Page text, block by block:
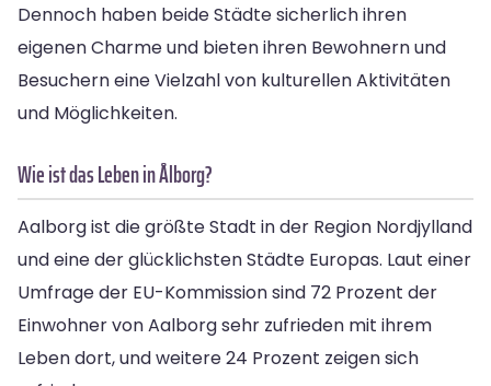
Dennoch haben beide Städte sicherlich ihren
eigenen Charme und bieten ihren Bewohnern und
Besuchern eine Vielzahl von kulturellen Aktivitäten
und Möglichkeiten.
Wie ist das Leben in Ålborg?
Aalborg ist die größte Stadt in der Region Nordjylland
und eine der glücklichsten Städte Europas. Laut einer
Umfrage der EU-Kommission sind 72 Prozent der
Einwohner von Aalborg sehr zufrieden mit ihrem
Leben dort, und weitere 24 Prozent zeigen sich